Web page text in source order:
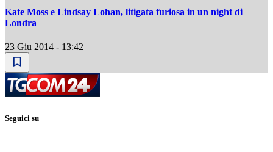
Kate Moss e Lindsay Lohan, litigata furiosa in un night di
Londra
23 Giu 2014 - 13:42
Seguici su